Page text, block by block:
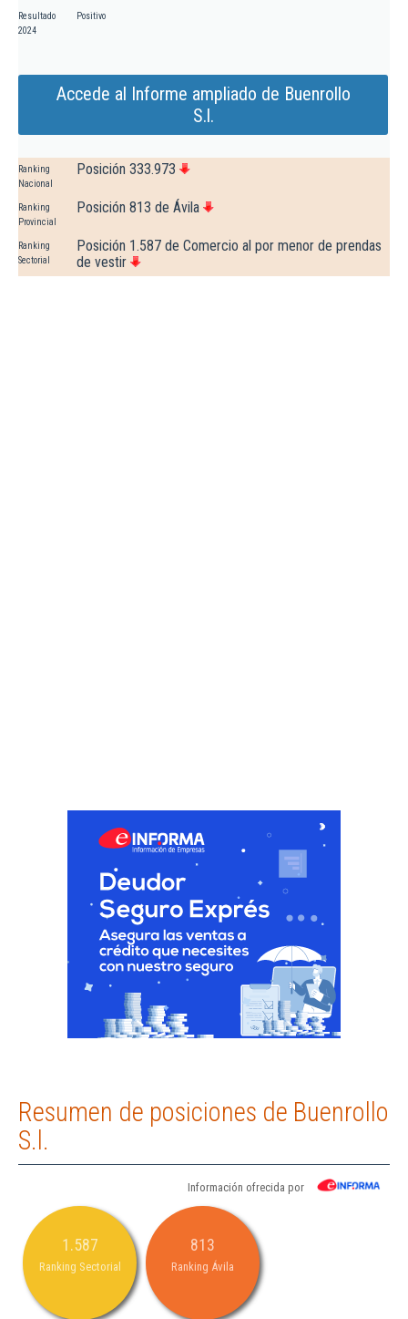
Resultado
2024
Positivo
Accede al Informe ampliado de Buenrollo
S.l.
Ranking
Nacional
Posición 333.973
Ranking
Provincial
Posición 813 de Ávila
Ranking
Sectorial
Posición 1.587 de Comercio al por menor de prendas
de vestir
Resumen de posiciones de Buenrollo
S.l.
Información ofrecida por
1.587
Ranking Sectorial
813
Ranking Ávila